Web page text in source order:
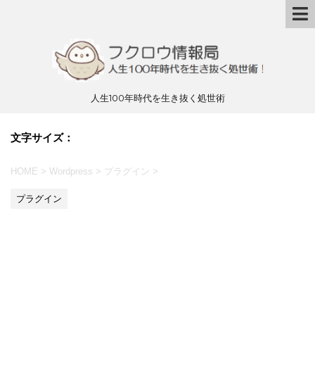
人生100年時代を生き抜く処世術
文字サイズ：
HOME > Wordpress > プラグイン >
プラグイン